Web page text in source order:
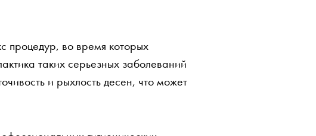
процедур, во время которых
таких серьезных заболеваний
и рыхлость десен, что может